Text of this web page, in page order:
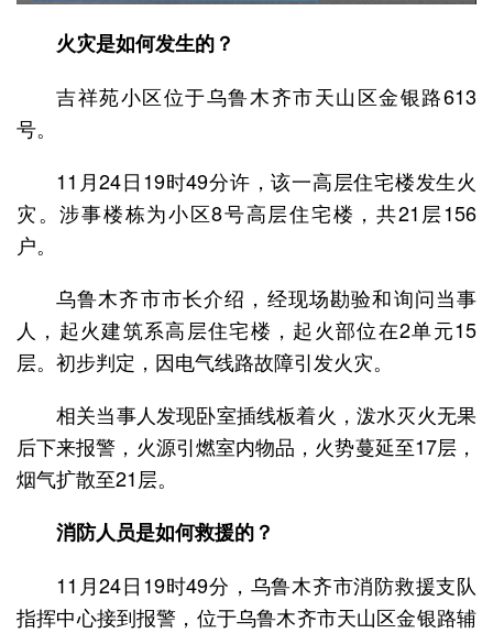
火灾是如何发生的？
吉祥苑小区位于乌鲁木齐市天山区金银路613
号。
11月24日19时49分许，该一高层住宅楼发生火
灾。涉事楼栋为小区8号高层住宅楼，共21层156
户。
乌鲁木齐市市长介绍，经现场勘验和询问当事
人，起火建筑系高层住宅楼，起火部位在2单元15
层。初步判定，因电气线路故障引发火灾。
相关当事人发现卧室插线板着火，泼水灭火无果
后下来报警，火源引燃室内物品，火势蔓延至17层，
烟气扩散至21层。
消防人员是如何救援的？
11月24日19时49分，乌鲁木齐市消防救援支队
指挥中心接到报警，位于乌鲁木齐市天山区金银路辅